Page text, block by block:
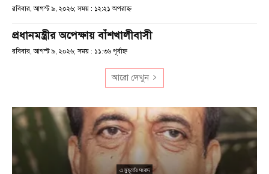
রবিবার, আগস্ট ৯, ২০২৬; সময় : ১২:২১ অপরাহ্ণ
প্রধানমন্ত্রীর অপেক্ষায় বাঁশখালীবাসী
রবিবার, আগস্ট ৯, ২০২৬; সময় : ১১:৩৬ পূর্বাহ্ণ
আরো দেখুন
এ মুহূর্তের সংবাদ